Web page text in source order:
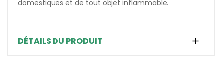
domestiques et de tout objet inflammable.
DÉTAILS DU PRODUIT